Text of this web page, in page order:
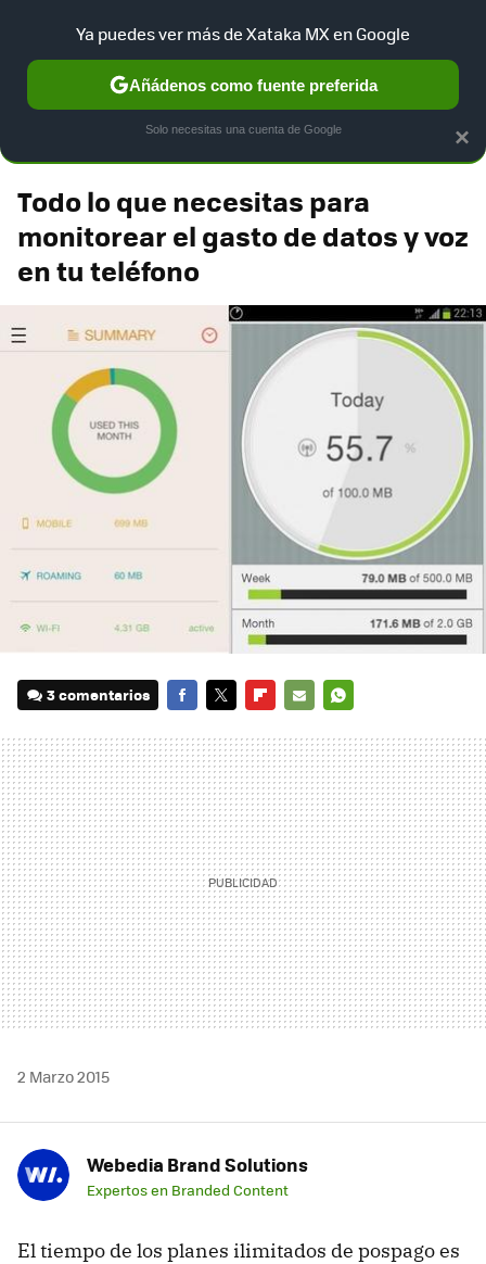
marca que se menciona
Movistar 4G LTE
Todo lo que necesitas para
monitorear el gasto de datos y voz
en tu teléfono
3 comentarios
MAIL
2 Marzo 2015
Webedia Brand Solutions
Expertos en Branded Content
El tiempo de los planes ilimitados de pospago es
×
Ya puedes ver más de Xataka MX en Google
Añádenos como fuente preferida
Solo necesitas una cuenta de Google